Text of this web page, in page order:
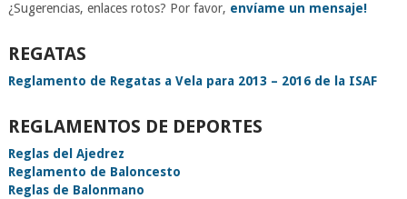
¿Sugerencias, enlaces rotos? Por favor, envíame un mensaje!
REGATAS
Reglamento de Regatas a Vela para 2013 – 2016 de la ISAF
REGLAMENTOS DE DEPORTES
Reglas del Ajedrez
Reglamento de Baloncesto
Reglas de Balonmano